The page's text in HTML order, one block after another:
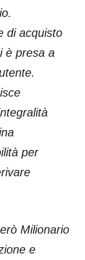
di acquisto
è presa a
per
Milionario
e